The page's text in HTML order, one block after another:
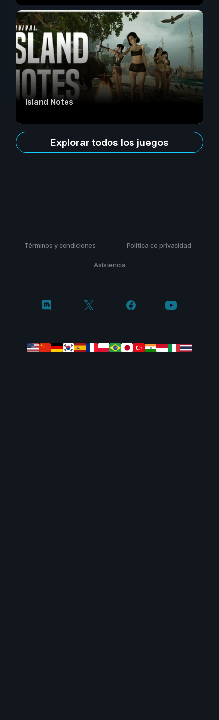
Island Notes
Explorar todos los juegos
Términos y condiciones Politica de privacidad
Asistencia